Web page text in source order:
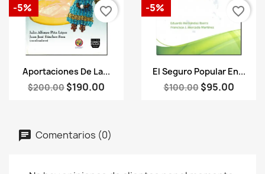
Vista rápida
Aportaciones De La...
$200.00 $190.00
-5% favorite_border
Vista rápida
El Seguro Popular En...
$100.00 $95.00
-5% favorite_border
Comentarios (0)